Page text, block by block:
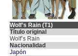
Wolf’s Rain (T1)
Título original
Wolf’s Rain
Nacionalidad
Japón